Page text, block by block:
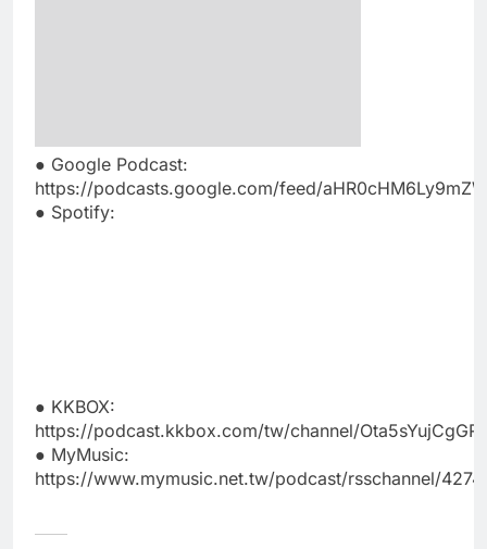
● Google Podcast:
https://podcasts.google.com/feed/
● Spotify:
● KKBOX:
https://podcast.kkbox.com/tw/channel/
● MyMusic:
https://www.mymusic.net.tw/podcast/rsschannel/